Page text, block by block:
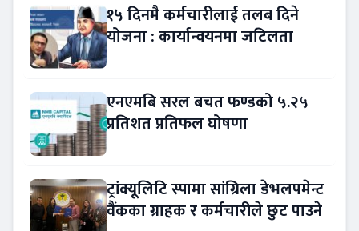
१५ दिनमै कर्मचारीलाई तलब दिने
योजना : कार्यान्वयनमा जटिलता
एनएमबि सरल बचत फण्डको ५.२५
प्रतिशत प्रतिफल घोषणा
ट्रांक्यूलिटि स्पामा सांग्रिला डेभलपमेन्ट
वैंकका ग्राहक र कर्मचारीले छुट पाउने